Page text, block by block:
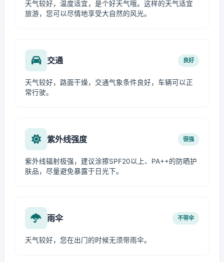
天气较好，温度适宜，是个好天气哦。这样的天气适宜
旅游，您可以尽情地享受大自然的风光。
交通 良好
天气较好，路面干燥，交通气象条件良好，车辆可以正
常行驶。
紫外线强度 很强
紫外线辐射极强，建议涂擦SPF20以上、PA++的防晒护
肤品，尽量避免暴露于日光下。
雨伞 不带伞
天气较好，您在出门的时候无须带雨伞。